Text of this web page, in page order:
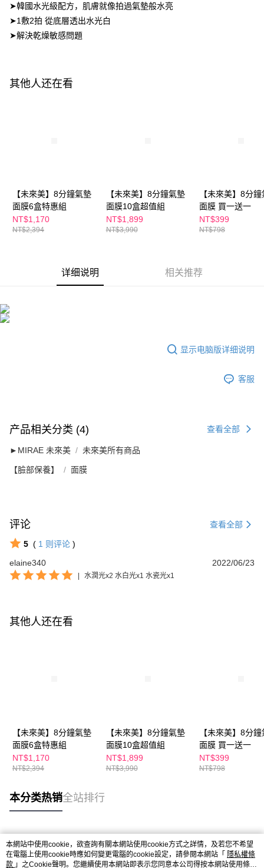
所提供，並由 AFTEE 向您收取款項。因使用本服務所須提供之個人資料(包
含但不限於訂購人姓名、電話，收件人姓名、電話、收件地址)，將交付予
AFTEE 於本服務必要服務範圍內運用。關於 AFTEE 對於個人資料之蒐集、
處理、利用，詳參 AFTEE 官網之『個人資料蒐集、處理及利用告知聲明』
未成年的使用者，請事先徵得法定代理人或監護人之同意方可使用
宅配
每笔NT$100，满NT$600(含以上)免运费
➤韓國水光級配方，肌膚就像拍過氣墊般水亮
➤1敷2拍 從底層透出水光白
➤解決乾燥敏感問題
其他人还在看
【未來美】8分鐘氣墊
面膜6盒特惠組
NT$1,170
NT$2,394
【未來美】8分鐘氣墊
面膜10盒超值組
NT$1,899
NT$3,990
【未來美】8分
面膜 買一送一
NT$399
NT$798
详细说明 相关推荐
显示电脑版详细说明
客服
产品相关分类 (4) 查看全部
►MIRAE 未來美 未來美所有商品
【臉部保養】 面膜
评论 查看全部
5 ( 1 则评论 )
elaine340
2022/06/23
水潤光x2 水白光x1 水瓷光x1
其他人还在看
【未來美】8分鐘氣墊
面膜6盒特惠組
NT$1,170
NT$2,394
【未來美】8分鐘氣墊
面膜10盒超值組
NT$1,899
NT$3,990
【未來美】8分
面膜 買一送一
NT$399
NT$798
本分类热销全站排行
热门标签
本網站中使用cookie，欲查詢有關本網站使用cookie方式之詳情，及若您不希望
在電腦上使用cookie時應如何變更電腦的cookie設定，請參閱本網站「 隱私權條
款 」之Cookie聲明。您繼續使用本網站即表示您同意本公司得按本網站使用條款